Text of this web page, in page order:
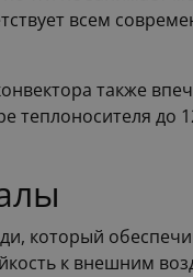
всем
также
теплоносителя
который
к внешним